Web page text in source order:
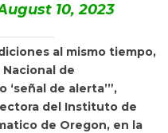
10, 2023
al mismo tiempo,
de
de alerta’”,
del Instituto de
de Oregon, en la